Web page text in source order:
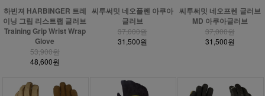
하빈져 HARBINGER 트레
이닝 그립 리스트랩 글러브
Training Grip Wrist Wrap
Glove
53,900원
48,600원
씨투써밋 네오플렌 아쿠아
글러브
37,000원
31,500원
씨투써밋 네오프렌 글러브
MD 아쿠아글러브
37,000원
31,500원